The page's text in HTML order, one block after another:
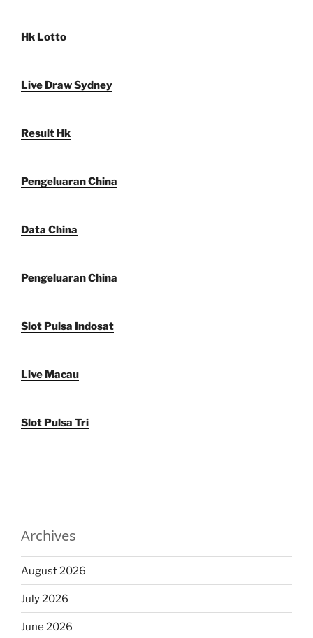
Hk Lotto
Live Draw Sydney
Result Hk
Pengeluaran China
Data China
Pengeluaran China
Slot Pulsa Indosat
Live Macau
Slot Pulsa Tri
Archives
August 2026
July 2026
June 2026